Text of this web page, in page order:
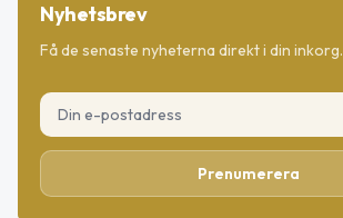
Nyhetsbrev
Få de senaste nyheterna direkt i din inkorg.
Prenumerera